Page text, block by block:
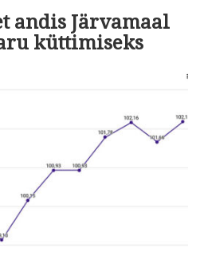
andis Järvamaal
küttimiseks